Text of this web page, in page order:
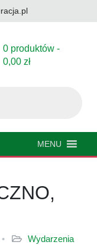
0 produktów -
0,00 zł
MENU
• Wydarzenia